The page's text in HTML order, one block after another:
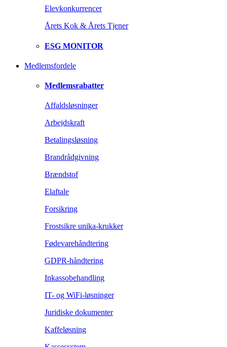
Elevkonkurrencer
Årets Kok & Årets Tjener
ESG MONITOR
Medlemsfordele
Medlemsrabatter
Affaldsløsninger
Arbejdskraft
Betalingsløsning
Brandrådgivning
Brændstof
Elaftale
Forsikring
Frostsikre unika-krukker
Fødevarehåndtering
GDPR-håndtering
Inkassobehandling
IT- og WiFi-løsninger
Juridiske dokumenter
Kaffeløsning